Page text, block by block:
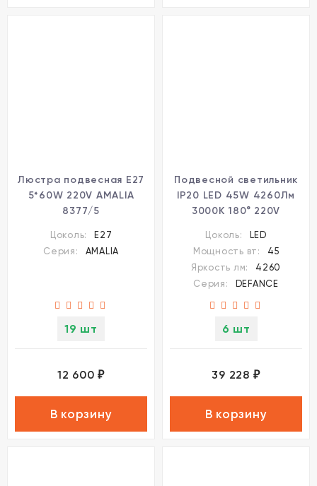
Люстра подвесная E27
5*60W 220V AMALIA
8377/5
Цоколь:
E27
Серия:
AMALIA
19 шт
12 600₽
В корзину
Подвесной светильник
IP20 LED 45W 4260Лм
3000K 180° 220V
Цоколь:
LED
Мощность вт:
45
Яркость лм:
4260
Серия:
DEFANCE
6 шт
39 228 ₽
В корзину